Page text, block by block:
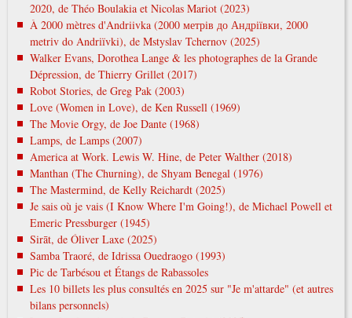
2020, de Théo Boulakia et Nicolas Mariot (2023)
À 2000 mètres d'Andriivka (2000 метрів до Андріївки, 2000
metrіv do Andrіїvki), de Mstyslav Tchernov (2025)
Walker Evans, Dorothea Lange & les photographes de la Grande
Dépression, de Thierry Grillet (2017)
Robot Stories, de Greg Pak (2003)
Love (Women in Love), de Ken Russell (1969)
The Movie Orgy, de Joe Dante (1968)
Lamps, de Lamps (2007)
America at Work. Lewis W. Hine, de Peter Walther (2018)
Manthan (The Churning), de Shyam Benegal (1976)
The Mastermind, de Kelly Reichardt (2025)
Je sais où je vais (I Know Where I'm Going!), de Michael Powell et
Emeric Pressburger (1945)
Sirāt, de Óliver Laxe (2025)
Samba Traoré, de Idrissa Ouedraogo (1993)
Pic de Tarbésou et Étangs de Rabassoles
Les 10 billets les plus consultés en 2025 sur "Je m'attarde" (et autres
bilans personnels)